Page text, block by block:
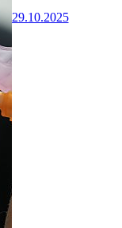
29.10.2025